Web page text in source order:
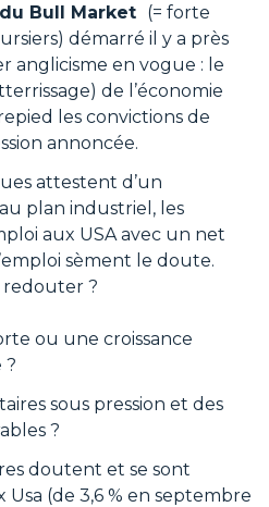
Bull Market (= forte
démarré il y a près
anglicisme en vogue : le
de l’économie
les convictions de
annoncée.
attestent d’un
plan industriel, les
aux USA avec un net
sèment le doute.
redouter ?
ou une croissance
?
sous pression et des
?
doutent et se sont
(de 3,6 % en septembre